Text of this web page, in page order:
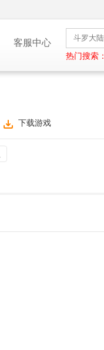
客服中心
热门搜索：
下载游戏